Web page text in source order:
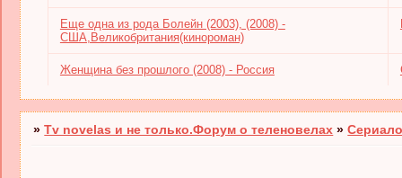
Еще одна из рода Болейн (2003), (2008) -
США,Великобритания(кинороман)
Женщина без прошлого (2008) - Россия
»Tv novelas и не только.Форум о теленовелах »